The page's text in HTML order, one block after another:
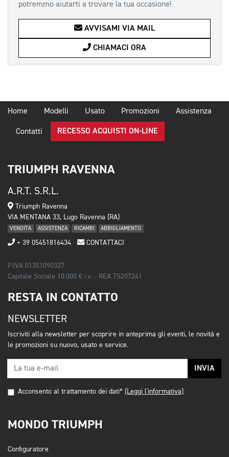
potremmo aiutarti a trovare la tua occasione!
AVVISAMI VIA MAIL
CHIAMACI ORA
Home Modelli Usato Promozioni Assistenza
Contatti RECESSO ACQUISTI ON-LINE
TRIUMPH RAVENNA
A.R.T. S.R.L.
Triumph Ravenna
VIA MENTANA 33, Lugo Ravenna (RA)
VENDITA ASSISTENZA RICAMBI ABBIGLIAMENTO
+ 39 05451816434 CONTATTACI
P.IVA 01351090327
Capitale Sociale 10.000 € i.v. - REA TS207241
RESTA IN CONTATTO
NEWSLETTER
Iscriviti alla newsletter per scoprire in anteprima gli eventi, le novità e
le promozioni su nuovo, usato e service.
INVIA
Acconsento al trattamento dei dati* (Leggi l'informativa)
MONDO TRIUMPH
Configuratore